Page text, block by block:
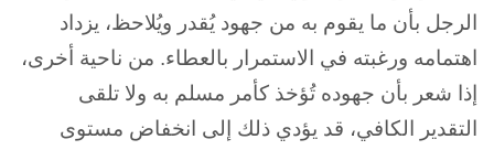
الرجل بأن ما يقوم به من جهود يُقدر ويُلاحظ، يزداد
اهتمامه ورغبته في الاستمرار بالعطاء. من ناحية أخرى،
إذا شعر بأن جهوده تُؤخذ كأمر مسلم به ولا تلقى
التقدير الكافي، قد يؤدي ذلك إلى انخفاض مستوى